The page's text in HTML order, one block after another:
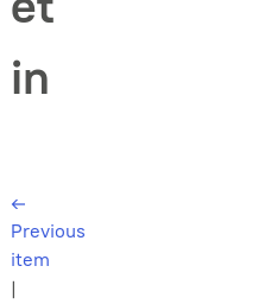
in
←
Previous
item
|